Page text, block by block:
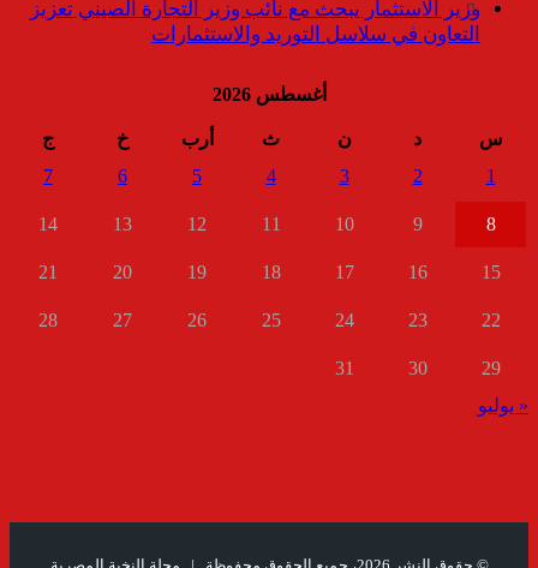
وزير الاستثمار يبحث مع نائب وزير التجارة الصيني تعزيز
التعاون في سلاسل التوريد والاستثمارات
أغسطس 2026
س د ن ث أرب خ
ج
1
2
3
4
5
6
7
8
9
10
11
12
13
14
15
16
17
18
19
20
21
22
23
24
25
26
27
28
29
30
31
« يوليو